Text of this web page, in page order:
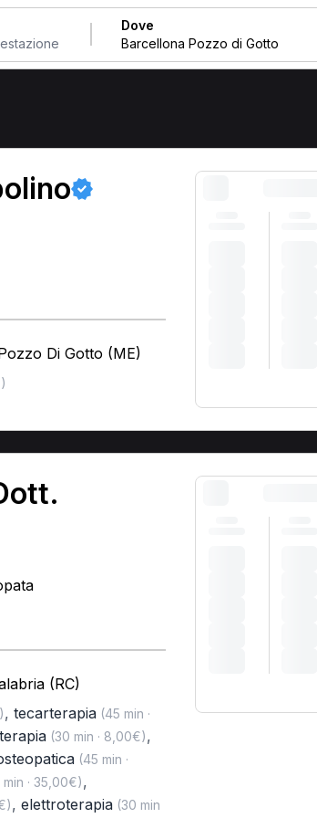
Dove
Di Gotto (ME)
(RC)
, tecarterapia(45 min ·
(30 min · 8,00€),
(45 min ·
· 35,00€),
, elettroterapia(30 min